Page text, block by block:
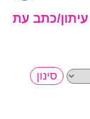
עיתון/כתב עת